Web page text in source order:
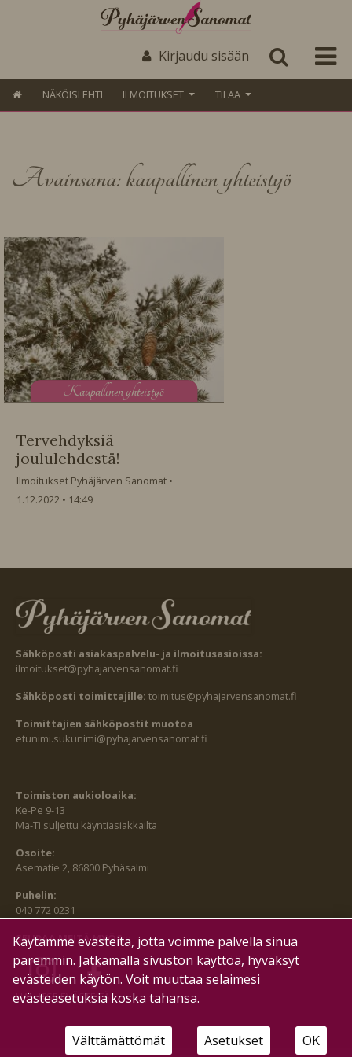
Kirjaudu sisään
NÄKÖISLEHTI ILMOITUKSET TILAA
Avainsana: kaupallinen yhteistyö
Kaupallinen yhteistyö
Tervehdyksiä
joululehdestä!
Ilmoitukset Pyhäjärven Sanomat
1.12.2022
14:49
Sähköposti asiakaspalvelu- ja ilmoitusasioissa:
ilmoitukset@pyhajarvensanomat.fi
Sähköposti toimittajille: toimitus@pyhajarvensanomat.fi
Toimittajien sähköpostit muotoa
etunimi.sukunimi@pyhajarvensanomat.fi
Toimiston aukioloaika:
Ke-Pe 9-13
Ma-Ti suljettu käyntiasiakkailta
Osoite:
Asematie 2, 86800 Pyhäsalmi
Puhelin:
040 772 0231
SEURAA MEITÄ MYÖS:
HALLITSE EVÄSTEITÄ
Käytämme evästeitä, jotta voimme palvella sinua
paremmin. Jatkamalla sivuston käyttöä, hyväksyt
evästeiden käytön. Voit muuttaa selaimesi
evästeasetuksia koska tahansa.
Välttämättömät Asetukset OK